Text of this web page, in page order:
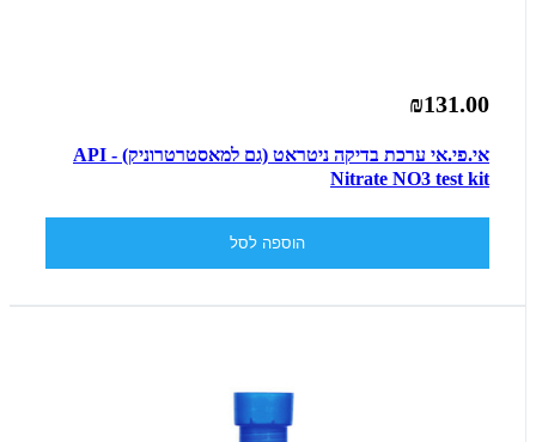
₪131.00
אי.פי.אי ערכת בדיקה ניטראט (גם למאסטרטרוניק) - API
Nitrate NO3 test kit
הוספה לסל